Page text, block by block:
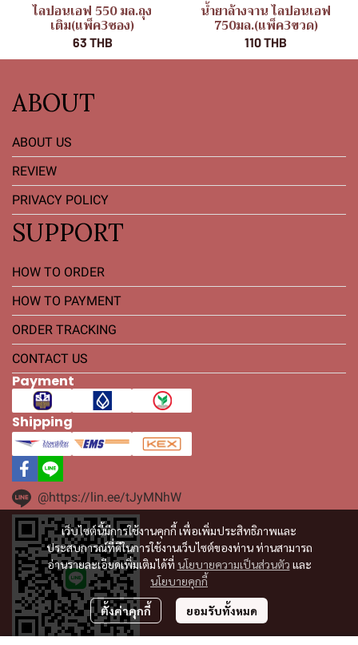
ไลปอนเอฟ 550 มล.ถุง
เติม(แพ็ค3ซอง)
63 THB
น้ำยาล้างจาน ไลปอนเอฟ
750มล.(แพ็ค3ขวด)
110 THB
เว็บไซต์นี้มีการใช้งานคุกกี้ เพื่อเพิ่มประสิทธิภาพและ
ประสบการณ์ที่ดีในการใช้งานเว็บไซต์ของท่าน ท่านสามารถ
อ่านรายละเอียดเพิ่มเติมได้ที่ นโยบายความเป็นส่วนตัว และ
นโยบายคุกกี้
ตั้งค่าคุกกี้ ยอมรับทั้งหมด
ABOUT
ABOUT US
REVIEW
PRIVACY POLICY
SUPPORT
HOW TO ORDER
HOW TO PAYMENT
ORDER TRACKING
CONTACT US
Payment
Shipping
@https://lin.ee/tJyMNhW